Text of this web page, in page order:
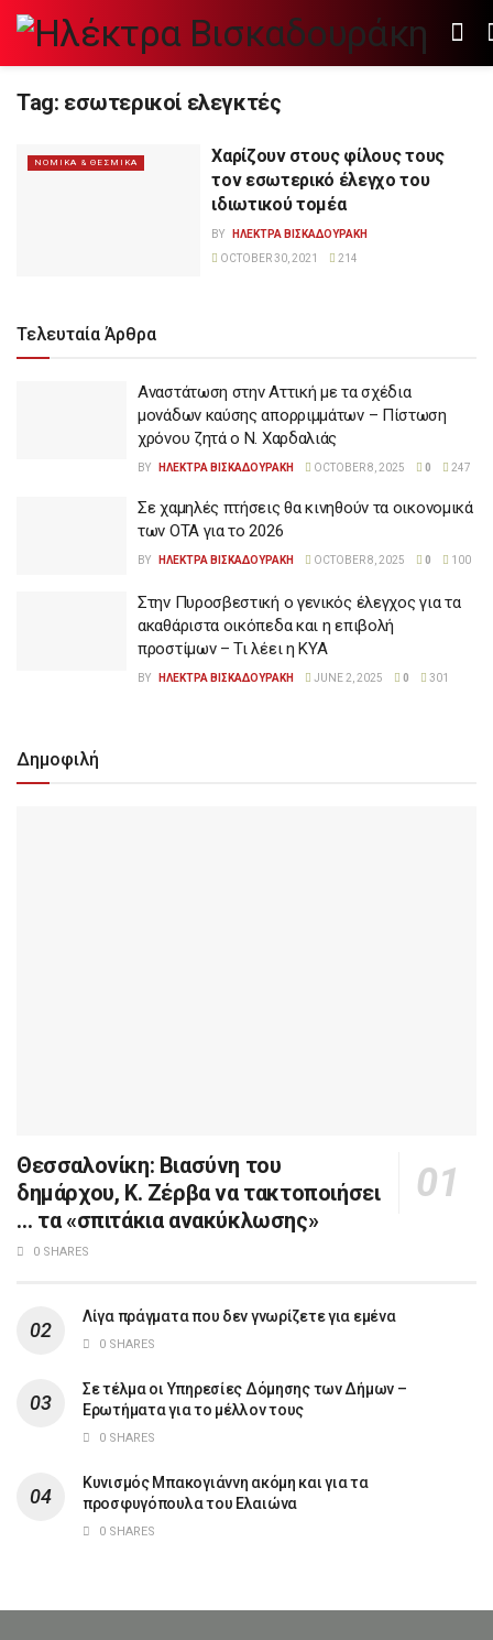
Tag: εσωτερικοί ελεγκτές
ΝΟΜΙΚΑ & ΘΕΣΜΙΚΑ
Χαρίζουν στους φίλους τους
τον εσωτερικό έλεγχο του
ιδιωτικού τομέα
BY
ΗΛΕΚΤΡΑ ΒΙΣΚΑΔΟΥΡΑΚΗ
OCTOBER 30, 2021
214
Τελευταία Άρθρα
Αναστάτωση στην Αττική με τα σχέδια
μονάδων καύσης απορριμμάτων – Πίστωση
χρόνου ζητά ο Ν. Χαρδαλιάς
BY ΗΛΕΚΤΡΑ ΒΙΣΚΑΔΟΥΡΑΚΗ OCTOBER 8, 2025 0 247
Σε χαμηλές πτήσεις θα κινηθούν τα οικονομικά
των ΟΤΑ για το 2026
BY ΗΛΕΚΤΡΑ ΒΙΣΚΑΔΟΥΡΑΚΗ OCTOBER 8, 2025 0 100
Στην Πυροσβεστική ο γενικός έλεγχος για τα
ακαθάριστα οικόπεδα και η επιβολή
προστίμων – Τι λέει η ΚΥΑ
BY ΗΛΕΚΤΡΑ ΒΙΣΚΑΔΟΥΡΑΚΗ JUNE 2, 2025 0 301
Δημοφιλή
Θεσσαλονίκη: Βιασύνη του
δημάρχου, Κ. Ζέρβα να τακτοποιήσει
… τα «σπιτάκια ανακύκλωσης»
0 SHARES
Λίγα πράγματα που δεν γνωρίζετε για εμένα
0 SHARES
Σε τέλμα οι Υπηρεσίες Δόμησης των Δήμων –
Ερωτήματα για το μέλλον τους
0 SHARES
Κυνισμός Μπακογιάννη ακόμη και για τα
προσφυγόπουλα του Ελαιώνα
0 SHARES